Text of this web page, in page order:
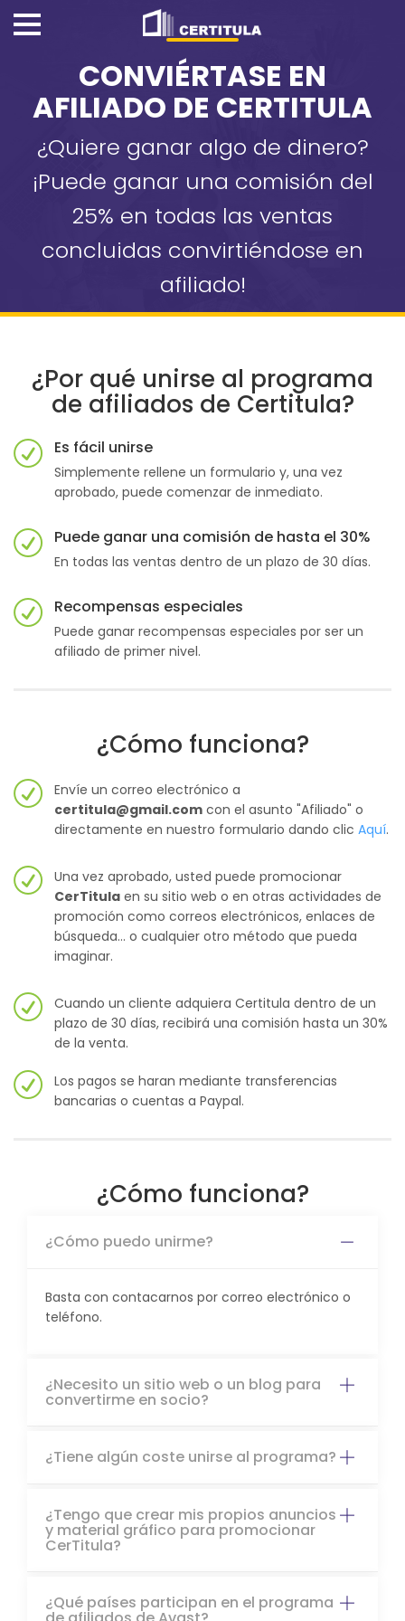
CONVIÉRTASE EN
AFILIADO DE CERTITULA
¿Quiere ganar algo de dinero?
¡Puede ganar una comisión del
25% en todas las ventas
concluidas convirtiéndose en
afiliado!
¿Por qué unirse al programa
de afiliados de Certitula?
Es fácil unirse
Simplemente rellene un formulario y, una vez
aprobado, puede comenzar de inmediato.
Puede ganar una comisión de hasta el 30%
En todas las ventas dentro de un plazo de 30 días.
Recompensas especiales
Puede ganar recompensas especiales por ser un
afiliado de primer nivel.
¿Cómo funciona?
Envíe un correo electrónico a
certitula@gmail.com con el asunto "Afiliado" o
directamente en nuestro formulario dando clic Aquí.
Una vez aprobado, usted puede promocionar
CerTitula en su sitio web o en otras actividades de
promoción como correos electrónicos, enlaces de
búsqueda... o cualquier otro método que pueda
imaginar.
Cuando un cliente adquiera Certitula dentro de un
plazo de 30 días, recibirá una comisión hasta un 30%
de la venta.
Los pagos se haran mediante transferencias
bancarias o cuentas a Paypal.
¿Cómo funciona?
¿Cómo puedo unirme?
Basta con contacarnos por correo electrónico o
teléfono.
¿Necesito un sitio web o un blog para
convertirme en socio?
¿Tiene algún coste unirse al programa?
¿Tengo que crear mis propios anuncios
y material gráfico para promocionar
CerTitula?
¿Qué países participan en el programa